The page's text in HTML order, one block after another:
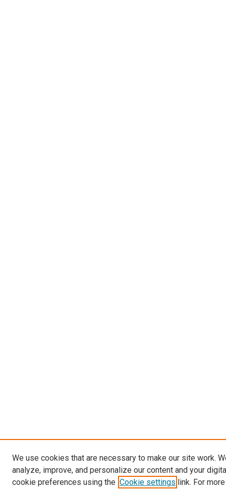
We use cookies that are necessary to make our site work.
analyze, improve, and personalize our content and your
cookie preferences using the Cookie settings link. For